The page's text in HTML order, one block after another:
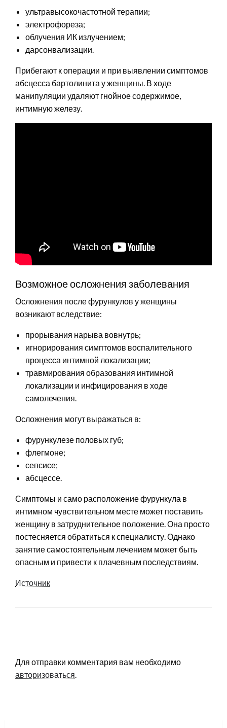
ультравысокочастотной терапии;
электрофореза;
облучения ИК излучением;
дарсонвализации.
Прибегают к операции и при выявлении симптомов
абсцесса бартолинита у женщины. В ходе
манипуляции удаляют гнойное содержимое,
интимную железу.
Возможное осложнения заболевания
Осложнения после фурункулов у женщины
возникают вследствие:
прорывания нарыва вовнутрь;
игнорирования симптомов воспалительного
процесса интимной локализации;
травмирования образования интимной
локализации и инфицирования в ходе
самолечения.
Осложнения могут выражаться в:
фурункулезе половых губ;
флегмоне;
сепсисе;
абсцессе.
Симптомы и само расположение фурункула в
интимном чувствительном месте может поставить
женщину в затруднительное положение. Она просто
постесняется обратиться к специалисту. Однако
занятие самостоятельным лечением может быть
опасным и привести к плачевным последствиям.
Источник
Для отправки комментария вам необходимо
авторизоваться.